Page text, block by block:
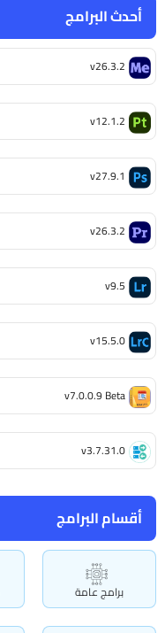
أقسام البرامج
برامج عامة
أحدث البرامج
v26.3.2
v12.1.2
v27.9.1
v26.3.2
v9.5
v15.5.0
v7.0.0.9 Beta
v3.7.31.0